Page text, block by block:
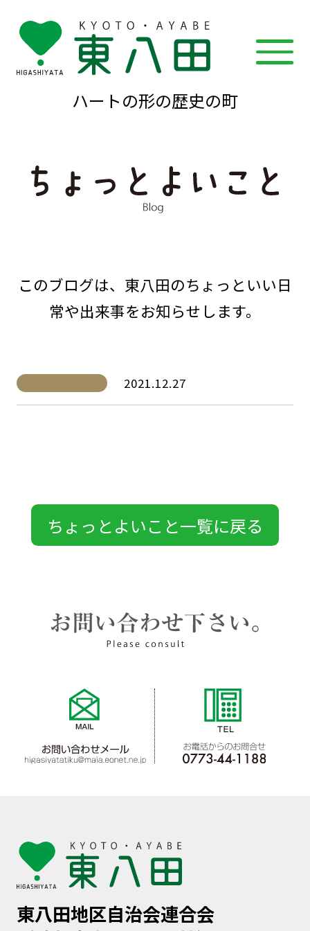
ハートの形の歴史の町
このブログは、東八田のちょっといい日
常や出来事をお知らせします。
2021.12.27
ちょっとよいこと一覧に戻る
東八田地区自治会連合会